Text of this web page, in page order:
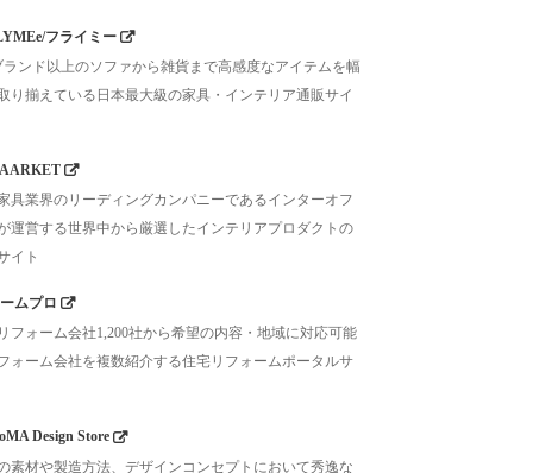
フライミー
ランド以上のソファから雑貨まで高感度なアイテムを幅
り揃えている日本最大級の家具・インテリア通販サイ
具業界のリーディングカンパニーであるインターオフ
運営する世界中から厳選したインテリアプロダクトの
イト
ムプロ
フォーム会社1,200社から希望の内容・地域に対応可能
ォーム会社を複数紹介する住宅リフォームポータルサ
Design Store
素材や製造方法、デザインコンセプトにおいて秀逸な